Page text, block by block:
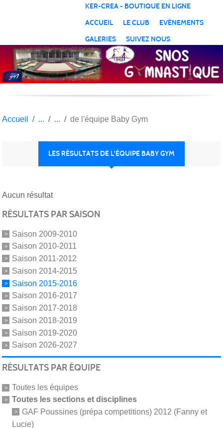
KER-CREA - BOUTIQUE EN LIGNE
ACCUEIL
LE CLUB
EVÈNEMENTS
GALERIES
SUIVEZ NOUS
Accueil de l'équipe Baby Gym
LES RÉSULTATS DE L'ÉQUIPE BABY GYM
Aucun résultat
RÉSULTATS PAR SAISON
Saison 2009-2010
Saison 2010-2011
Saison 2011-2012
Saison 2014-2015
Saison 2015-2016
Saison 2016-2017
Saison 2017-2018
Saison 2018-2019
Saison 2019-2020
Saison 2026-2027
RÉSULTATS PAR ÉQUIPE
Toutes les équipes
Toutes les sections et disciplines
GAF Poussines (prépa competitions) 2012 (Fanny et
Lucie)
Panneau de gestion des cookies